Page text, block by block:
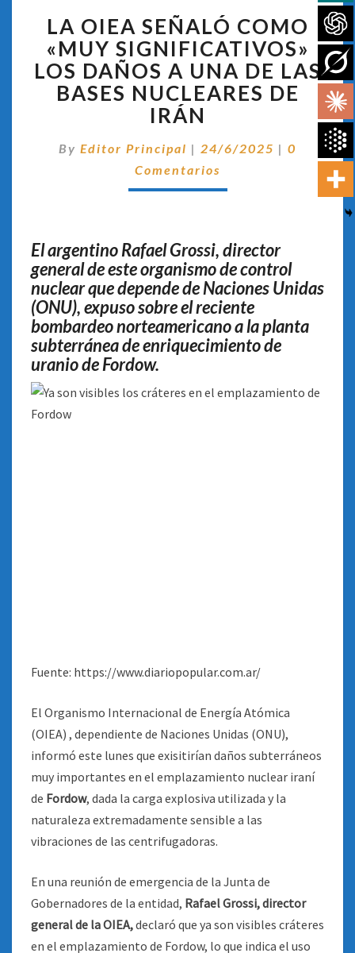
OIEA
SEÑALÓ
COMO
«MUY
SIGNIFICATIVOS»
LOS
A
UNA
DE
IRÁN
LA OIEA SEÑALÓ COMO
«MUY SIGNIFICATIVOS»
LOS DAÑOS A UNA DE LAS
BASES NUCLEARES DE
IRÁN
By Editor Principal | 24/6/2025 | 0
Comentarios
El argentino Rafael Grossi, director
general de este organismo de control
nuclear que depende de Naciones Unidas
(ONU), expuso sobre el reciente
bombardeo norteamericano a la planta
subterránea de enriquecimiento de
uranio de Fordow.
Fuente: https://www.diariopopular.com.ar/
El Organismo Internacional de Energía Atómica
(OIEA) , dependiente de Naciones Unidas (ONU),
informó este lunes que exisitirían daños subterráneos
muy importantes en el emplazamiento nuclear iraní
de Fordow, dada la carga explosiva utilizada y la
naturaleza extremadamente sensible a las
vibraciones de las centrifugadoras.
En una reunión de emergencia de la Junta de
Gobernadores de la entidad, Rafael Grossi,director
general de la OIEA,declaró que ya son visibles cráteres
en el emplazamiento de Fordow, lo que indica el uso